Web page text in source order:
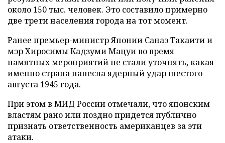
около 150 тыс. человек. Это составило примерно
две трети населения города на тот момент.
Ранее премьер-министр Японии Санаэ Такаити и
мэр Хиросимы Кадзуми Мацуи во время
памятных мероприятийне стали уточнять, какая
именно страна нанесла ядерный удар шестого
августа 1945 года.
При этом в МИД России отмечали, что японским
властям рано или поздно придется публично
признать ответственность американцев за эти
атаки.